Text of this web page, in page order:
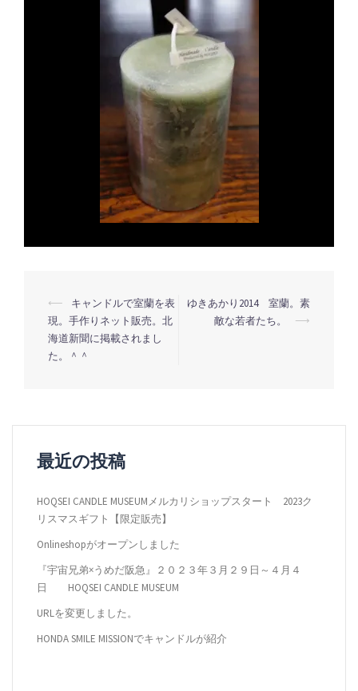
投
稿
ナ
ー
シ
ョ
ン
⟵
キャンドルで室蘭を表
現。手作りネット販売。北
海道新聞に掲載されまし
た。＾＾
ゆきあかり2014 室蘭。素
敵な若者たち。
⟶
最近の投稿
HOQSEI CANDLE MUSEUMメルカリショップスタート 2023ク
リスマスギフト【限定販売】
Onlineshopがオープンしました
『宇宙兄弟×うめだ阪急』２０２３年３月２９日～４月４
日 HOQSEI CANDLE MUSEUM
URLを変更しました。
HONDA SMILE MISSIONでキャンドルが紹介